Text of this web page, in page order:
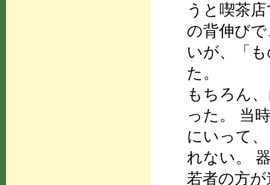
うと喫茶
の背伸び
いが、「
た。
もちろん
った。 当
にいって
れない。
若者の方